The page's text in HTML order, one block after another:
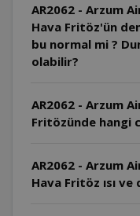
AR2062 - Arzum
Hava Fritöz'ün
bu normal mi ?
olabilir?
AR2062 - Arzum
Fritözünde hangi
AR2062 - Arzum
Hava Fritöz ısı ve